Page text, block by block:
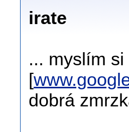
irate
... myslím si
[
dobrá